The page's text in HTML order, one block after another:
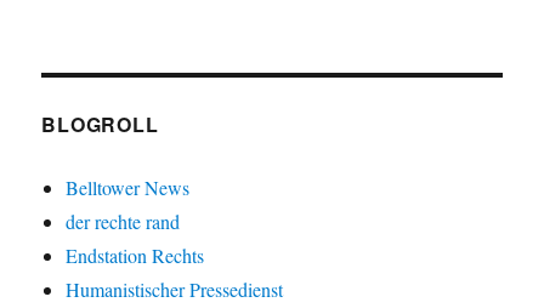
BLOGROLL
Belltower News
der rechte rand
Endstation Rechts
Humanistischer Pressedienst